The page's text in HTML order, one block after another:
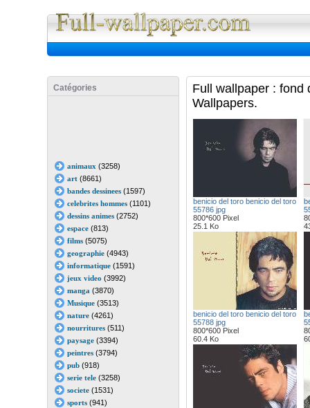
Catégories
animaux (3258)
art(8661)
bandes dessinees(1597)
celebrites hommes(1101)
dessins animes(2752)
espace(813)
films(5075)
geographie(4943)
informatique(1591)
jeux video (3992)
manga (3870)
Musique(3513)
nature(4261)
nourritures(511)
paysage(3394)
peintres(3794)
pub(918)
serie tele(3258)
societe(1531)
sports(941)
Full wallpaper : fond
Wallpapers.
benicio del toro benicio del toro
55786 jpg
800*600 Pixel
25.1 Ko
benicio del toro benicio del toro
55788 jpg
800*600 Pixel
60.4 Ko